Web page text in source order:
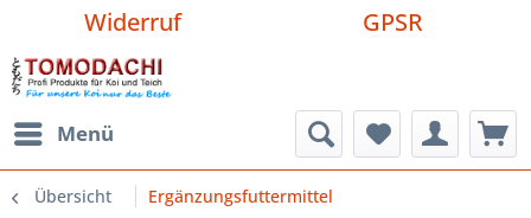
Widerruf GPSR
Menü
Übersicht Ergänzungsfuttermittel